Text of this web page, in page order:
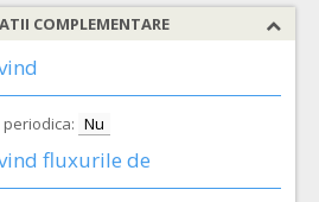
COMPLEMENTARE
Nu
fluxurile de